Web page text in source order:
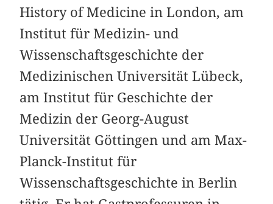
History of Medicine in London, am
Institut für Medizin- und
Wissenschaftsgeschichte der
Medizinischen Universität Lübeck,
am Institut für Geschichte der
Medizin der Georg-August
Universität Göttingen und am Max-
Planck-Institut für
Wissenschaftsgeschichte in Berlin